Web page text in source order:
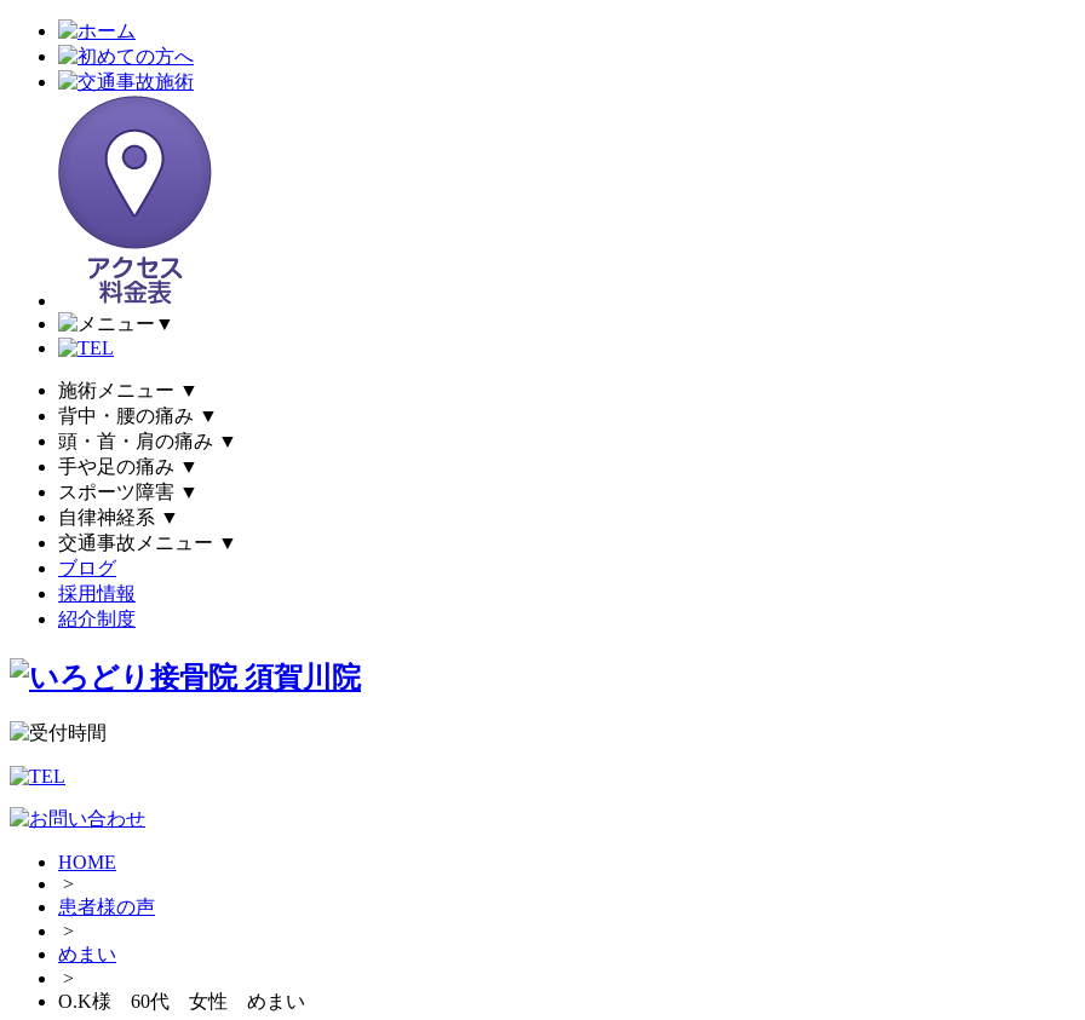
▼
施術メニュー ▼
背中・腰の痛み ▼
頭・首・肩の痛み ▼
手や足の痛み ▼
スポーツ障害 ▼
自律神経系 ▼
交通事故メニュー ▼
ブログ
採用情報
紹介制度
HOME
>
患者様の声
>
めまい
>
O.K様 60代 女性 めまい